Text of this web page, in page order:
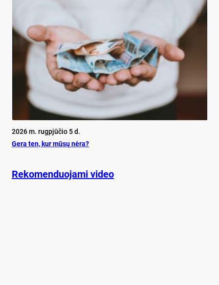
2026 m. rugpjūčio 5 d.
Ge­ra ten, kur mū­sų nė­ra?
Rekomenduojami video